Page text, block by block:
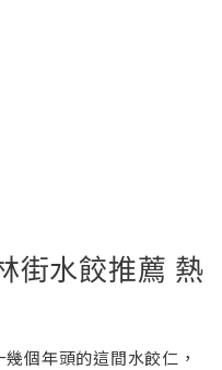
街水餃推薦 熱
個年頭的這間水餃仁，